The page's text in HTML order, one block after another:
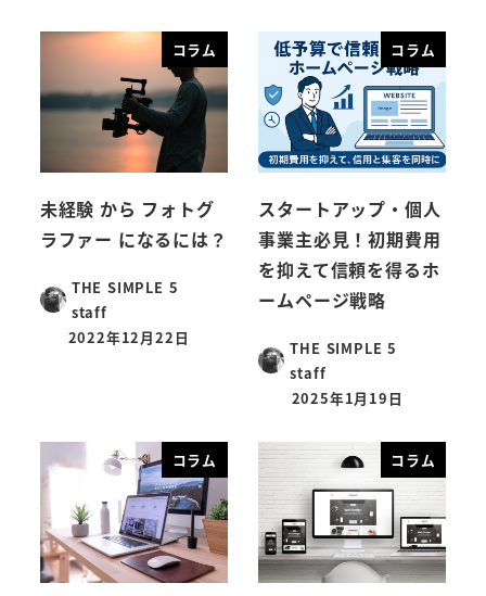
コラム
未経験 から フォトグ
ラファー になるには？
THE SIMPLE 5
staff
2022年12月22日
コラム
スタートアップ・個人
事業主必見！初期費用
を抑えて信頼を得るホ
ームページ戦略
THE SIMPLE 5
staff
2025年1月19日
コラム コラム